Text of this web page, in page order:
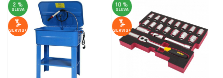
2 %
SLEVA
SERVIS+
10 %
SLEVA
SERVIS+